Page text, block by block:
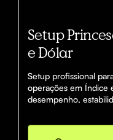
Setup
e Dólar
Setup profissional
operações em Índice
desempenho,
leitura precisa do